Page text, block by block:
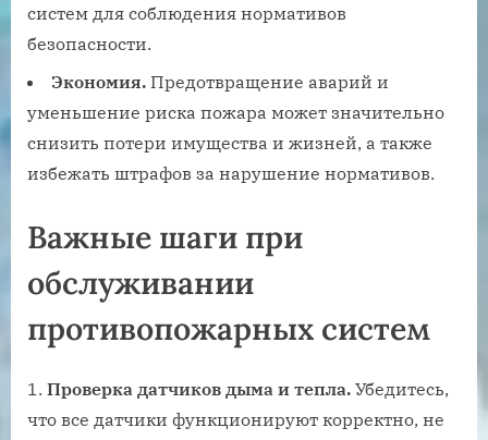
систем для соблюдения нормативов
безопасности.
Экономия. Предотвращение аварий и
уменьшение риска пожара может значительно
снизить потери имущества и жизней, а также
избежать штрафов за нарушение нормативов.
Важные шаги при
обслуживании
противопожарных систем
Проверка датчиков дыма и тепла. Убедитесь,
что все датчики функционируют корректно, не